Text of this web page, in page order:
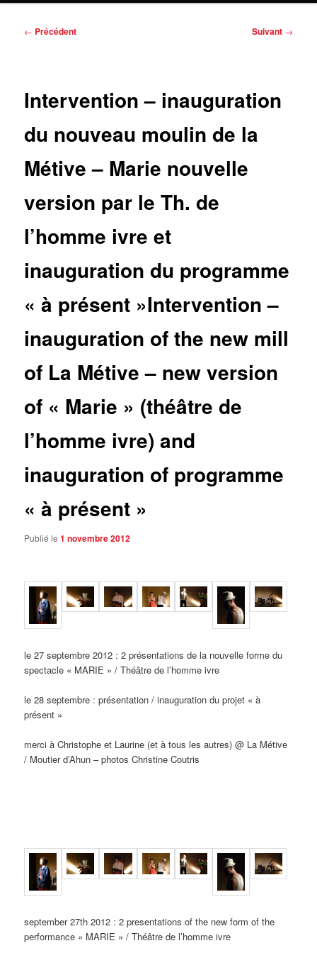
Navigation
← Précédent Suivant →
Intervention – inauguration
du nouveau moulin de la
Métive – Marie nouvelle
version par le Th. de
l’homme ivre et
inauguration du programme
« à présent »Intervention –
inauguration of the new mill
of La Métive – new version
of « Marie » (théâtre de
l’homme ivre) and
inauguration of programme
« à présent »
Publié le1 novembre 2012
le 27 septembre 2012 : 2 présentations de la nouvelle forme du
spectacle « MARIE » / Théâtre de l’homme ivre
le 28 septembre : présentation / inauguration du projet « à
présent »
merci à Christophe et Laurine (et à tous les autres) @ La Métive
/ Moutier d’Ahun – photos Christine Coutris
september 27th 2012 : 2 presentations of the new form of the
performance « MARIE » / Théâtre de l’homme ivre